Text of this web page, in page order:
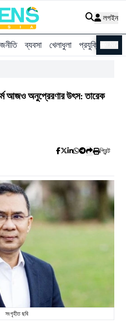
লগইন
ব্যবসা খেলাধুলা প্রযুক্তি
আজও অনুপ্রেরণার উৎস: তারেক
প্রিন্ট
সংগৃহীত ছবি